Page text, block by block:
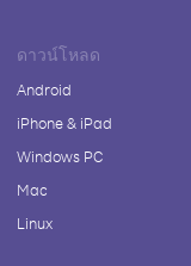
ดาวน์โหลด
Android
iPhone & iPad
Windows PC
Mac
Linux